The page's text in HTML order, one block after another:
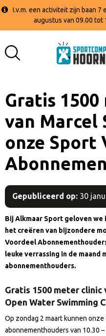
I.v.m. een activiteit zijn baan 7
augustus van 09.00 tot
Gratis
van Marcel
onze Sport
Gepubliceerd op: 30
Bij Alkmaar Sport geloven
het creëren van bijzondere
Voordeel
leuke verrassing in de maand
abonnementhouders.
Gratis 1500 meter clinic
Open Water Swimming
Op zondag 2 maart kunnen
abonnementhouders van 10.30